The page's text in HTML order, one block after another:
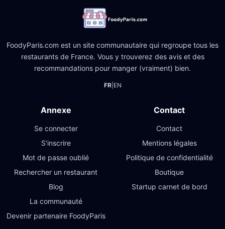
FoodyParis.com est un site communautaire qui regroupe tous les
restaurants de France. Vous y trouverez des avis et des
recommandations pour manger (vraiment) bien.
FR| EN
Annexe
Se connecter
S'inscrire
Mot de passe oublié
Rechercher un restaurant
Blog
La communauté
Devenir partenaire FoodyParis
Contact
Contact
Mentions légales
Politique de confidentialité
Boutique
Startup carnet de bord